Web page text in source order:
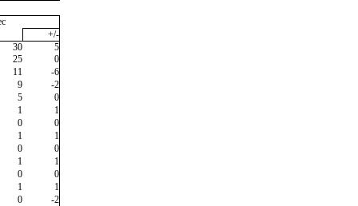
+/-
30
5
25
0
11
-6
9
-2
5
0
1
1
0
0
1
1
0
0
1
1
0
0
1
1
0
-2